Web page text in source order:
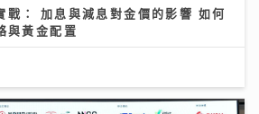
戰： 加息與減息對金價的影響 如何
與黃金配置